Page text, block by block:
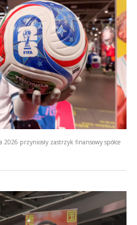
2026 przyniosły zastrzyk finansowy spółce